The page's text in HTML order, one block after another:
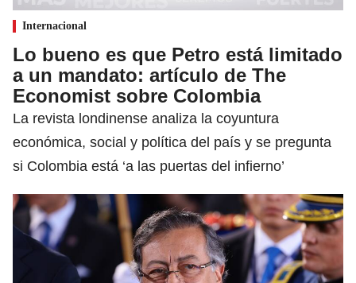
Internacional
Lo bueno es que Petro está limitado
a un mandato: artículo de The
Economist sobre Colombia
La revista londinense analiza la coyuntura
económica, social y política del país y se pregunta
si Colombia está ‘a las puertas del infierno’